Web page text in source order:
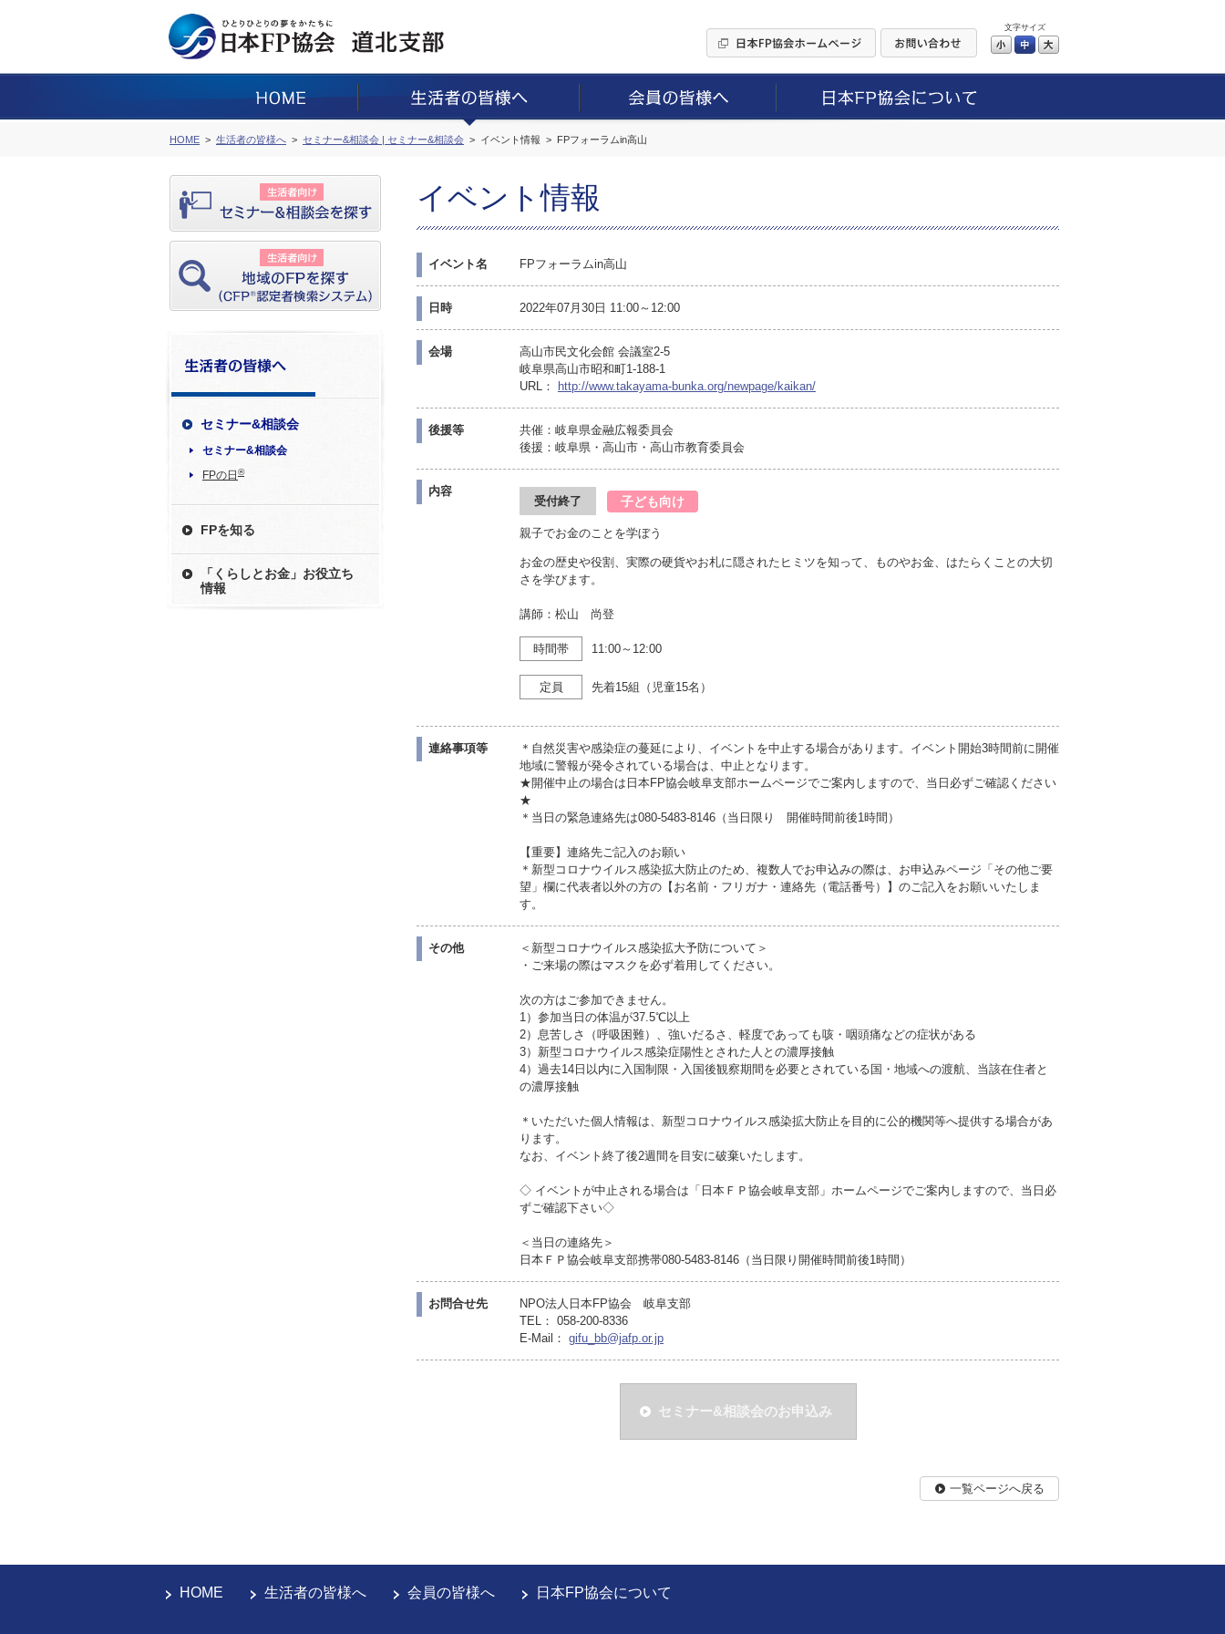
文字サイズ
小 中
HOME 生活者の皆様へ セミナー&相談会 | セミナー&相談会 イベント情報 FPフォーラムin高山
セミナー&相談会
セミナー&相談会
FPの日 ®
FPを知る
「くらしとお金」お役立ち
情報
イベント情報
イベント名 FPフォーラムin高山
日時 2022年07月30日 11:00～12:00
会場
高山市民文化会館 会議室2-5
岐阜県高山市昭和町1-188-1
URL：
http://www.takayama-bunka.org/newpage/kaikan/
後援等
共催：岐阜県金融広報委員会
後援：岐阜県・高山市・高山市教育委員会
内容
受付終了 子ども向け
親子でお金のことを学ぼう
お金の歴史や役割、実際の硬貨やお札に隠されたヒミツを知って、ものやお金、はたらくことの大切
さを学びます。
講師：松山 尚登
時間帯 11:00～12:00
定員 先着15組（児童15名）
連絡事項等
＊自然災害や感染症の蔓延により、イベントを中止する場合があります。イベント開始3時間前に開催
地域に警報が発令されている場合は、中止となります。
★開催中止の場合は日本FP協会岐阜支部ホームページでご案内しますので、当日必ずご確認ください
★
＊当日の緊急連絡先は080-5483-8146（当日限り 開催時間前後1時間）
【重要】連絡先ご記入のお願い
＊新型コロナウイルス感染拡大防止のため、複数人でお申込みの際は、お申込みページ「その他ご要
望」欄に代表者以外の方の【お名前・フリガナ・連絡先（電話番号）】のご記入をお願いいたしま
す。
その他
＜新型コロナウイルス感染拡大予防について＞
・ご来場の際はマスクを必ず着用してください。
次の方はご参加できません。
1）参加当日の体温が37.5℃以上
2）息苦しさ（呼吸困難）、強いだるさ、軽度であっても咳・咽頭痛などの症状がある
3）新型コロナウイルス感染症陽性とされた人との濃厚接触
4）過去14日以内に入国制限・入国後観察期間を必要とされている国・地域への渡航、当該在住者と
の濃厚接触
＊いただいた個人情報は、新型コロナウイルス感染拡大防止を目的に公的機関等へ提供する場合があ
ります。
なお、イベント終了後2週間を目安に破棄いたします。
◇ イベントが中止される場合は「日本ＦＰ協会岐阜支部」ホームページでご案内しますので、当日必
ずご確認下さい◇
＜当日の連絡先＞
日本ＦＰ協会岐阜支部携帯080-5483-8146（当日限り開催時間前後1時間）
お問合せ先
NPO法人日本FP協会 岐阜支部
TEL： 058-200-8336
E-Mail： gifu_bb@jafp.or.jp
セミナー&相談会のお申込み
一覧ページへ戻る
HOME 生活者の皆様へ 会員の皆様へ 日本FP協会について